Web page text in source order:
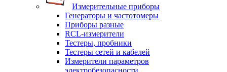
Измерительные приборы
Генераторы и частотомеры
Приборы разные
RCL-измерители
Тестеры, пробники
Тестеры сетей и кабелей
Измерители параметров
электробезопасности